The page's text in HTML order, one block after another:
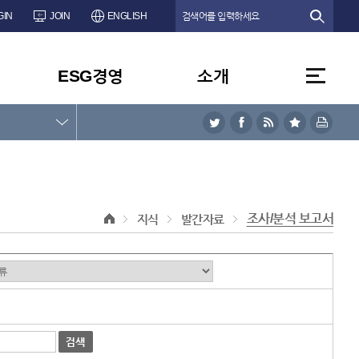
JOIN ENGLISH
ESG경영 소개
지식 발간자료 조사/분석 보고서